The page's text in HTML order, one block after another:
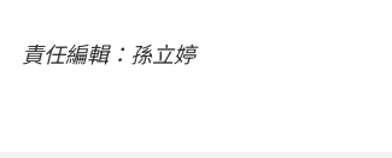
責任編輯：孫立婷